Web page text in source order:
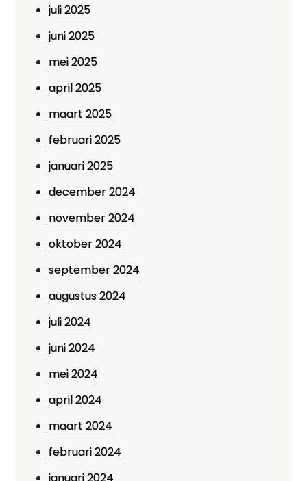
juli 2025
juni 2025
mei 2025
april 2025
maart 2025
februari 2025
januari 2025
december 2024
november 2024
oktober 2024
september 2024
augustus 2024
juli 2024
juni 2024
mei 2024
april 2024
maart 2024
februari 2024